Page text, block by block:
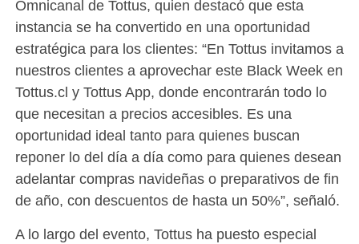
Omnicanal de Tottus, quien destacó que esta
instancia se ha convertido en una oportunidad
estratégica para los clientes: “En Tottus invitamos a
nuestros clientes a aprovechar este Black Week en
Tottus.cl y Tottus App, donde encontrarán todo lo
que necesitan a precios accesibles. Es una
oportunidad ideal tanto para quienes buscan
reponer lo del día a día como para quienes desean
adelantar compras navideñas o preparativos de fin
de año, con descuentos de hasta un 50%”, señaló.
A lo largo del evento, Tottus ha puesto especial